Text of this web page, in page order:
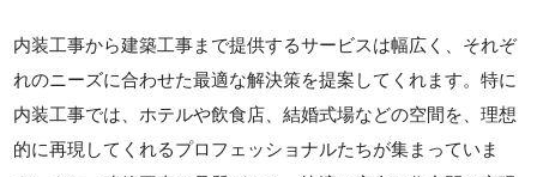
内装工事から建築工事まで提供するサービスは幅広く、それぞ
れのニーズに合わせた最適な解決策を提案してくれます。特に
内装工事では、ホテルや飲食店、結婚式場などの空間を、理想
的に再現してくれるプロフェッショナルたちが集まっていま